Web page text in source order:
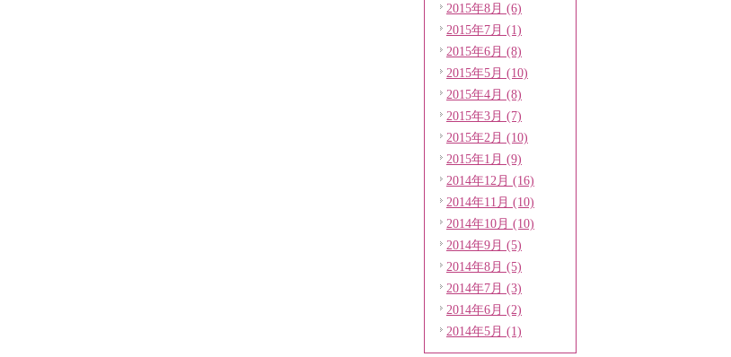
2015年8月 (6)
2015年7月 (1)
2015年6月 (8)
2015年5月 (10)
2015年4月 (8)
2015年3月 (7)
2015年2月 (10)
2015年1月 (9)
2014年12月 (16)
2014年11月 (10)
2014年10月 (10)
2014年9月 (5)
2014年8月 (5)
2014年7月 (3)
2014年6月 (2)
2014年5月 (1)